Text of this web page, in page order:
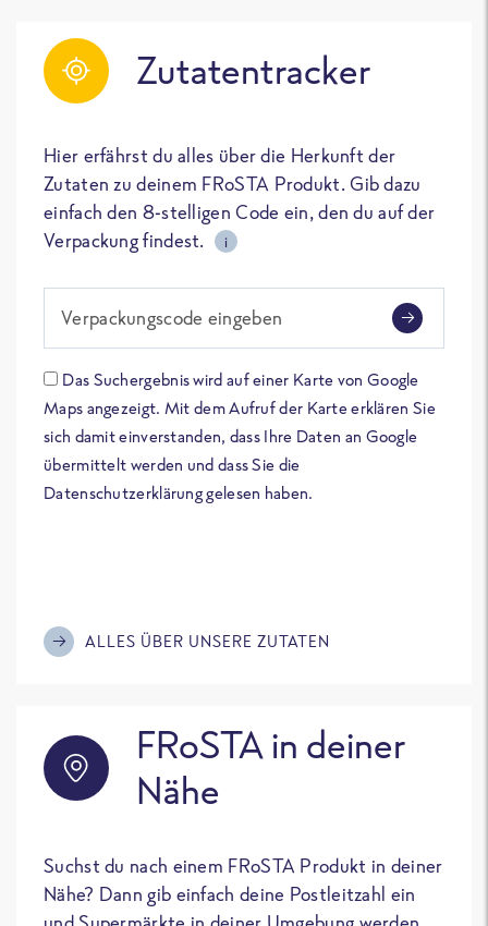
Zutatentracker
Hier erfährst du alles über die Herkunft der
Zutaten zu deinem FRoSTA Produkt. Gib dazu
einfach den 8-stelligen Code ein, den du auf der
Verpackung findest.
i
Verpackungscode eingeben
Das Suchergebnis wird auf einer Karte von Google
Maps angezeigt. Mit dem Aufruf der Karte erklären Sie
sich damit einverstanden, dass Ihre Daten an Google
übermittelt werden und dass Sie die
Datenschutzerklärung gelesen haben.
ALLES ÜBER UNSERE ZUTATEN
FRoSTA in deiner
Nähe
Suchst du nach einem FRoSTA Produkt in deiner
Nähe? Dann gib einfach deine Postleitzahl ein